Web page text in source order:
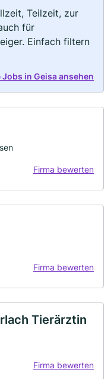
Teilzeit, zur
für
Einfach filtern
in Geisa ansehen
Firma bewerten
Firma bewerten
Tierärztin
Firma bewerten